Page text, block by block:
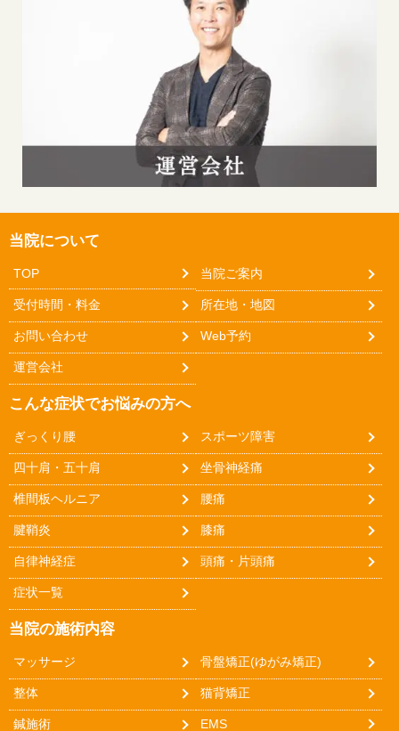
当院について
TOP 当院ご案内
受付時間・料金 所在地・地図
お問い合わせ Web予約
運営会社
こんな症状でお悩みの方へ
ぎっくり腰 スポーツ障害
四十肩・五十肩 坐骨神経痛
椎間板ヘルニア 腰痛
腱鞘炎 膝痛
自律神経症 頭痛・片頭痛
症状一覧
当院の施術内容
マッサージ 骨盤矯正(ゆがみ矯正)
整体 猫背矯正
鍼施術 EMS